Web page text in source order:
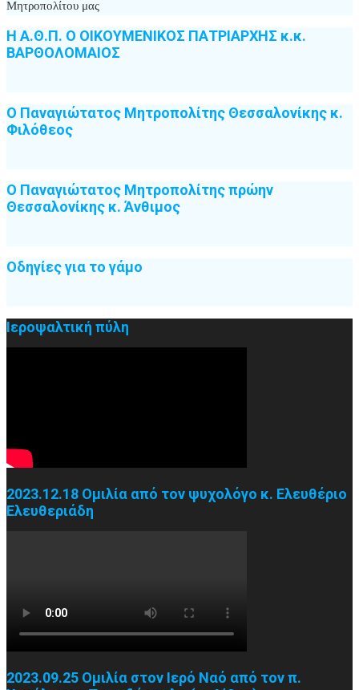
Μητροπολίτου μας
Η Α.Θ.Π. Ο ΟΙΚΟΥΜΕΝΙΚΟΣ ΠΑΤΡΙΑΡΧΗΣ κ.κ.
ΒΑΡΘΟΛΟΜΑΙΟΣ
Ο Παναγιώτατος Μητροπολίτης Θεσσαλονίκης κ.
Φιλόθεος
Ο Παναγιώτατος Μητροπολίτης πρώην
Θεσσαλονίκης κ. Άνθιμος
Οδηγίες για το γάμο
Ιεροψαλτική πύλη
2023.12.18 Ομιλία από τον ψυχολόγο κ. Ελευθέριο
Ελευθεριάδη
2023.09.25 Ομιλία στον Ιερό Ναό από τον π.